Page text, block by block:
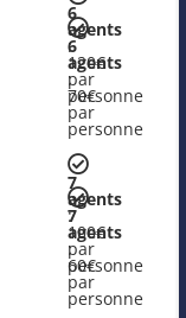
6
agents
:
120€
par
personne
7
agents
:
100€
par
personne
6
agents
:
70€
par
personne
7
agents
:
60€
par
personne